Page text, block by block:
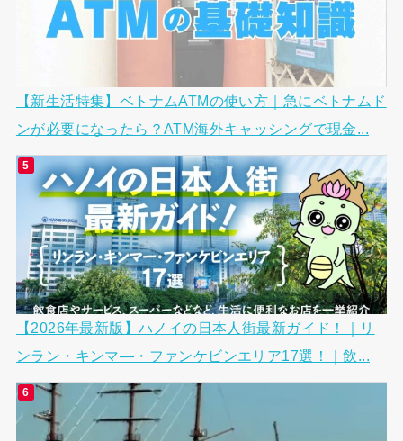
【新生活特集】ベトナムATMの使い方｜急にベトナムド
ンが必要になったら？ATM海外キャッシングで現金...
【2026年最新版】ハノイの日本人街最新ガイド！｜リ
ンラン・キンマ―・ファンケビンエリア17選！｜飲...